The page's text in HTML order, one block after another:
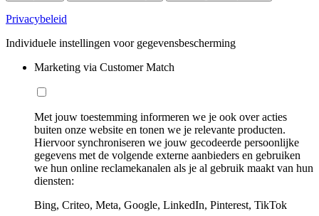
Privacybeleid
Individuele instellingen voor gegevensbescherming
Marketing via Customer Match
Met jouw toestemming informeren we je ook over acties
buiten onze website en tonen we je relevante producten.
Hiervoor synchroniseren we jouw gecodeerde persoonlijke
gegevens met de volgende externe aanbieders en gebruiken
we hun online reclamekanalen als je al gebruik maakt van hun
diensten:
Bing, Criteo, Meta, Google, LinkedIn, Pinterest, TikTok